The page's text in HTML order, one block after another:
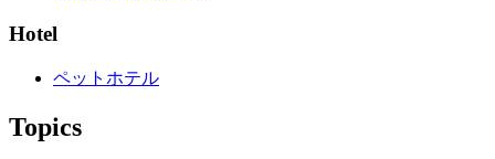
Hotel
ペットホテル
Topics